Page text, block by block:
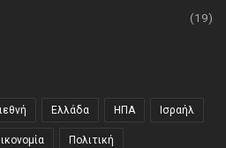
(19)
Ελλάδα ΗΠΑ Ισραήλ
Πολιτική